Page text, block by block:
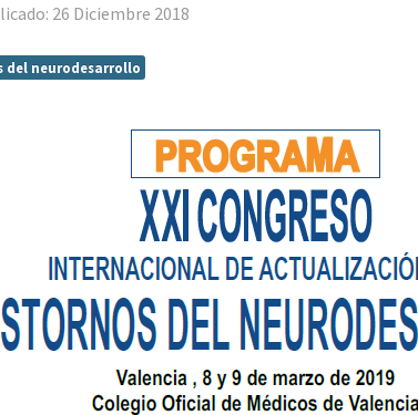
26 Diciembre 2018
del neurodesarrollo